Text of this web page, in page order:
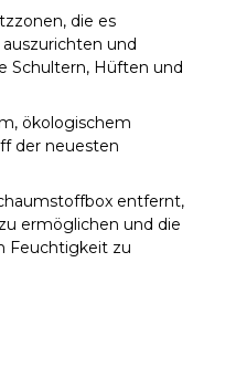
die es
und
Schultern, Hüften und
ökologischem
der neuesten
entfernt,
ermöglichen und die
Feuchtigkeit zu